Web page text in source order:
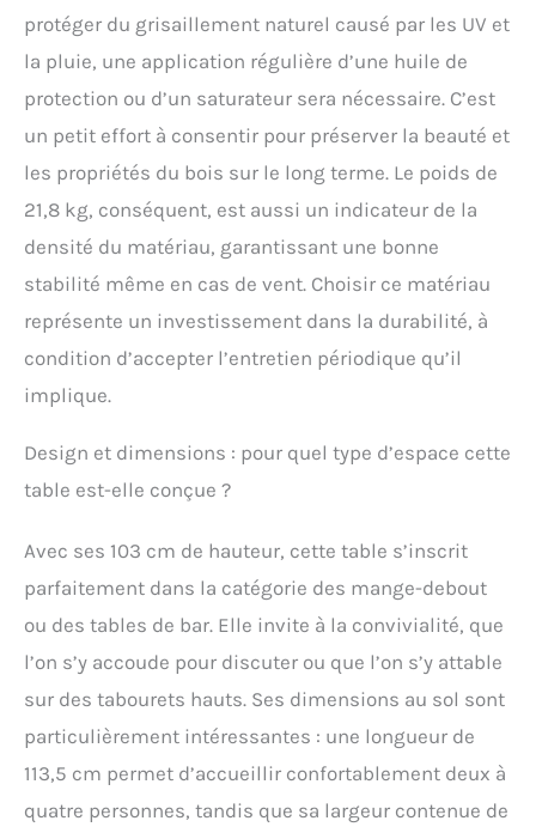
protéger du grisaillement naturel causé par les UV et
la pluie, une application régulière d’une huile de
protection ou d’un saturateur sera nécessaire. C’est
un petit effort à consentir pour préserver la beauté et
les propriétés du bois sur le long terme. Le poids de
21,8 kg, conséquent, est aussi un indicateur de la
densité du matériau, garantissant une bonne
stabilité même en cas de vent. Choisir ce matériau
représente un investissement dans la durabilité, à
condition d’accepter l’entretien périodique qu’il
implique.
Design et dimensions : pour quel type d’espace cette
table est-elle conçue ?
Avec ses 103 cm de hauteur, cette table s’inscrit
parfaitement dans la catégorie des mange-debout
ou des tables de bar. Elle invite à la convivialité, que
l’on s’y accoude pour discuter ou que l’on s’y attable
sur des tabourets hauts. Ses dimensions au sol sont
particulièrement intéressantes : une longueur de
113,5 cm permet d’accueillir confortablement deux à
quatre personnes, tandis que sa largeur contenue de